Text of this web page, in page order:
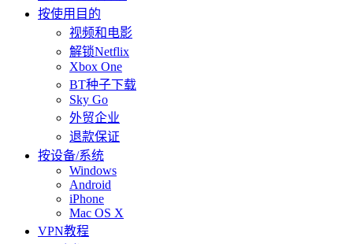
按使用目的
视频和电影
解锁Netflix
Xbox One
BT种子下载
Sky Go
外贸企业
退款保证
按设备/系统
Windows
Android
iPhone
Mac OS X
VPN教程